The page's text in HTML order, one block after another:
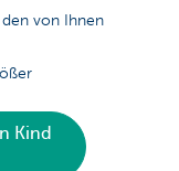
von Ihnen
Kind